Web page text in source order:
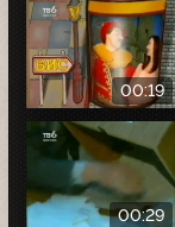
00:19
00:29